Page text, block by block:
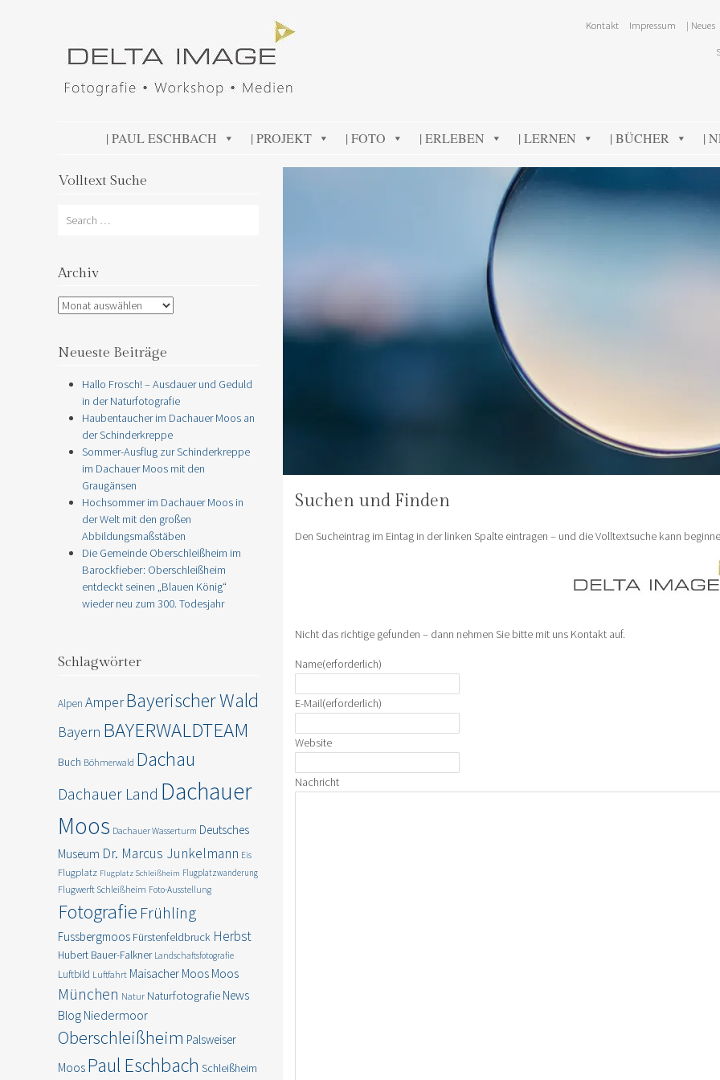
Kontakt Impressum | Neues
SKIP TO CONTENT
| PAUL ESCHBACH | PROJEKT | FOTO | ERLEBEN | LERNEN | BÜCHER |
Suchen und Finden
Den Sucheintrag im Eintag in der linken Spalte eintragen – und die Volltextsuche kann
Nicht das richtige gefunden – dann nehmen Sie bitte mit uns Kontakt auf.
Name(erforderlich)
E-Mail(erforderlich)
Website
Nachricht
Volltext Suche
Archiv
Archiv
Neueste Beiträge
Hallo Frosch! – Ausdauer und Geduld
in der Naturfotografie
Haubentaucher im Dachauer Moos an
der Schinderkreppe
Sommer-Ausflug zur Schinderkreppe
im Dachauer Moos mit den
Graugänsen
Hochsommer im Dachauer Moos in
der Welt mit den großen
Abbildungsmaßstäben
Die Gemeinde Oberschleißheim im
Barockfieber: Oberschleißheim
entdeckt seinen „Blauen König“
wieder neu zum 300. Todesjahr
Schlagwörter
Alpen AmperBayerischer Wald
Bayern BAYERWALDTEAM
Buch Böhmerwald Dachau
Dachauer Land Dachauer
Moos Dachauer Wasserturm Deutsches
Museum Dr. Marcus Junkelmann Eis
Flugplatz Flugplatz Schleißheim Flugplatzwanderung
Flugwerft Schleißheim Foto-Ausstellung
Fotografie Frühling
Fussbergmoos Fürstenfeldbruck Herbst
Hubert Bauer-Falkner Landschaftsfotografie
Luftbild Luftfahrt Maisacher Moos Moos
München Natur Naturfotografie News
Blog Niedermoor
Oberschleißheim Palsweiser
Moos Paul Eschbach Schleißheim